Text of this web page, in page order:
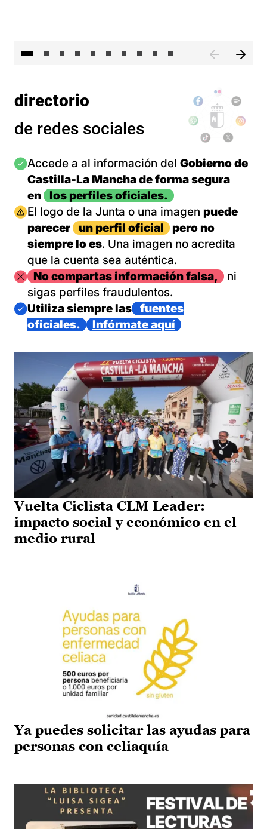
directorio
de redes sociales
Imagen
Accede a al información del Gobierno de
Castilla-La Mancha de forma segura
en
los perfiles oficiales.
Imagen
El logo de la Junta o una imagen puede
parecer
un perfil oficial
pero no
siempre lo es. Una imagen no acredita
que la cuenta sea auténtica.
ImagenNo compartas información falsa,
ni
sigas perfiles fraudulentos.
Imagen
Utiliza siempre las
fuentes
oficiales.
Infórmate aquí
Vuelta Ciclista CLM Leader:
impacto social y económico en el
medio rural
Ya puedes solicitar las ayudas para
personas con celiaquía